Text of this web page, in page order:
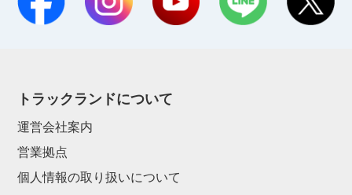
トラックランドについて
運営会社案内
営業拠点
個人情報の取り扱いについて